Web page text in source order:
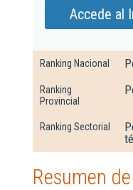
Accede al
Ranking Nacional
Ranking
Provincial
Ranking Sectorial
Resumen